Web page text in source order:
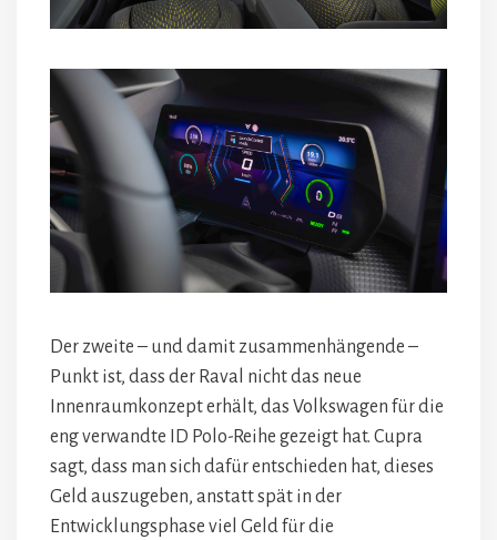
Der zweite – und damit zusammenhängende –
Punkt ist, dass der Raval nicht das neue
Innenraumkonzept erhält, das Volkswagen für die
eng verwandte ID Polo-Reihe gezeigt hat. Cupra
sagt, dass man sich dafür entschieden hat, dieses
Geld auszugeben, anstatt spät in der
Entwicklungsphase viel Geld für die